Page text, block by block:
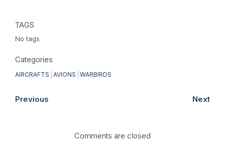
TAGS
No tags
Categories
AIRCRAFTS AVIONS WARBIRDS
Previous Next
Comments are closed